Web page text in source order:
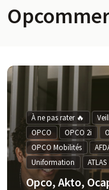
À ne pas rater 🔥
OPCO
OPCO 2i
OPCO Mobilités
Uniformation
ATLAS
Opco, Akto,